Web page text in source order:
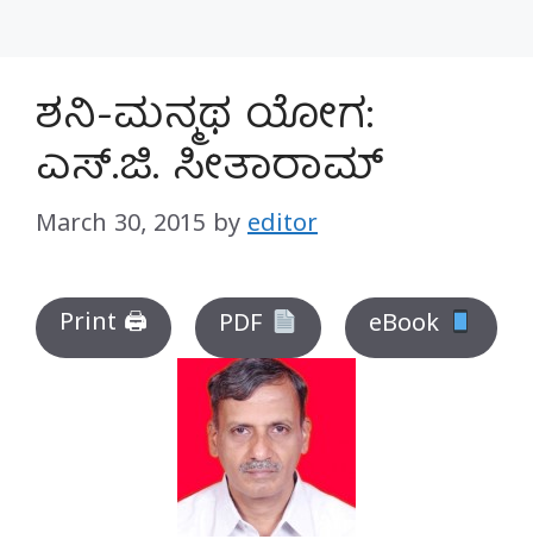
ಶನಿ-ಮನ್ಮಥ ಯೋಗ:
ಎಸ್.ಜಿ. ಸೀತಾರಾಮ್
March 30, 2015 by editor
Print 🖨 PDF eBook